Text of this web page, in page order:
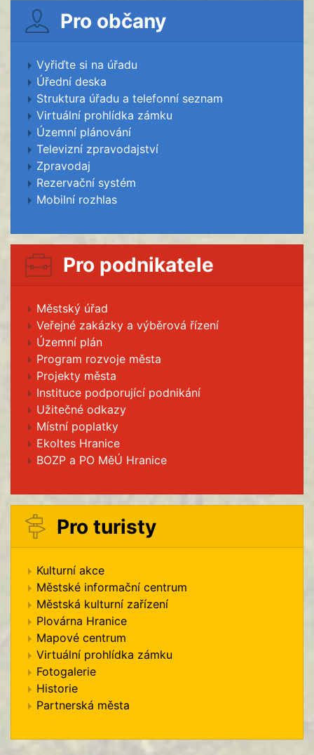
Pro občany
Vyřiďte si na úřadu
Úřední deska
Struktura úřadu a telefonní seznam
Virtuální prohlídka zámku
Územní plánování
Televizní zpravodajství
Zpravodaj
Rezervační systém
Mobilní rozhlas
Pro podnikatele
Městský úřad
Veřejné zakázky a výběrová řízení
Územní plán
Program rozvoje města
Projekty města
Instituce podporující podnikání
Užitečné odkazy
Místní poplatky
Ekoltes Hranice
BOZP a PO MěÚ Hranice
Pro turisty
Kulturní akce
Městské informační centrum
Městská kulturní zařízení
Plovárna Hranice
Mapové centrum
Virtuální prohlídka zámku
Fotogalerie
Historie
Partnerská města